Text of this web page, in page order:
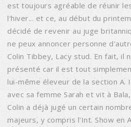
est toujours agréable de réunir
l'hiver... et ce, au début du
décidé de revenir au juge
ne peux annoncer personne
Colin Tibbey, Lacy stud. En fait, il
présenté car il est tout
lui-même éleveur de la section A.
avec sa femme Sarah et vit à
Colin a déjà jugé un certain
majeurs, y compris l'Int. Show en